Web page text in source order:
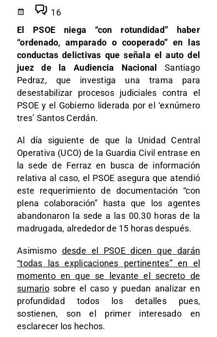
16
El PSOE niega “con rotundidad” haber
“ordenado, amparado o cooperado” en las
conductas delictivas que señala el auto del
juez de la Audiencia Nacional
Santiago
Pedraz, que investiga una trama para
desestabilizar procesos judiciales contra el
PSOE y el Gobierno liderada por el ‘exnúmero
tres’ Santos Cerdán.
Al día siguiente de que la Unidad Central
Operativa (UCO) de la Guardia Civil entrase en
la sede de Ferraz en busca de información
relativa al caso, el PSOE asegura que atendió
este requerimiento de documentación “con
plena colaboración” hasta que los agentes
abandonaron la sede a las 00.30 horas de la
madrugada, alrededor de 15 horas después.
Asimismo desde el PSOE dicen que darán
“todas las explicaciones pertinentes” en el
momento en que se levante el secreto de
sumariosobre el caso y puedan analizar en
profundidad todos los detalles pues,
sostienen, son el primer interesado en
esclarecer los hechos.